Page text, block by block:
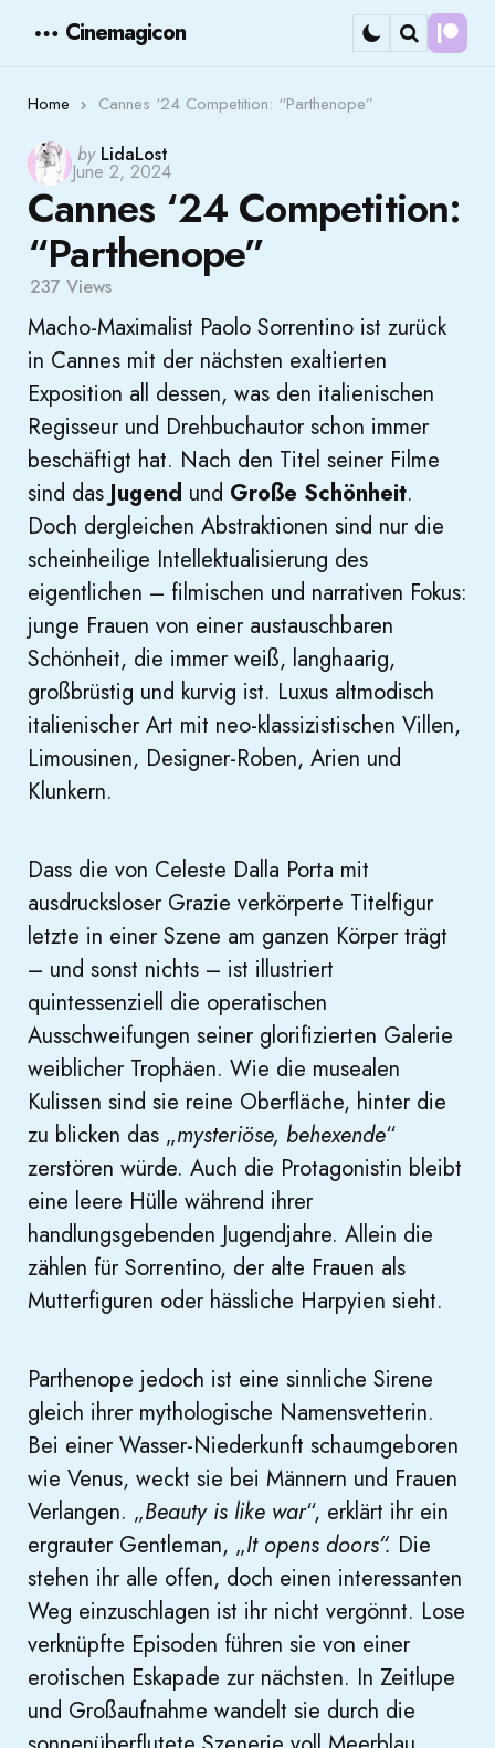
Cinemagicon
Search
Home Cannes ‘24 Competition: “Parthenope”
Posted
by
by LidaLost
June 2, 2024
Cannes ‘24 Competition:
“Parthenope”
237 Views
Macho-Maximalist Paolo Sorrentino ist zurück
in Cannes mit der nächsten exaltierten
Exposition all dessen, was den italienischen
Regisseur und Drehbuchautor schon immer
beschäftigt hat. Nach den Titel seiner Filme
sind dasJugend und Große Schönheit.
Doch dergleichen Abstraktionen sind nur die
scheinheilige Intellektualisierung des
eigentlichen – filmischen und narrativen Fokus:
junge Frauen von einer austauschbaren
Schönheit, die immer weiß, langhaarig,
großbrüstig und kurvig ist. Luxus altmodisch
italienischer Art mit neo-klassizistischen Villen,
Limousinen, Designer-Roben, Arien und
Klunkern.
Dass die von Celeste Dalla Porta mit
ausdrucksloser Grazie verkörperte Titelfigur
letzte in einer Szene am ganzen Körper trägt
– und sonst nichts – ist illustriert
quintessenziell die operatischen
Ausschweifungen seiner glorifizierten Galerie
weiblicher Trophäen. Wie die musealen
Kulissen sind sie reine Oberfläche, hinter die
zu blicken das „mysteriöse, behexende“
zerstören würde. Auch die Protagonistin bleibt
eine leere Hülle während ihrer
handlungsgebenden Jugendjahre. Allein die
zählen für Sorrentino, der alte Frauen als
Mutterfiguren oder hässliche Harpyien sieht.
Parthenope jedoch ist eine sinnliche Sirene
gleich ihrer mythologische Namensvetterin.
Bei einer Wasser-Niederkunft schaumgeboren
wie Venus, weckt sie bei Männern und Frauen
Verlangen. „Beauty is like war“, erklärt ihr ein
ergrauter Gentleman, „It opens doors“. Die
stehen ihr alle offen, doch einen interessanten
Weg einzuschlagen ist ihr nicht vergönnt. Lose
verknüpfte Episoden führen sie von einer
erotischen Eskapade zur nächsten. In Zeitlupe
und Großaufnahme wandelt sie durch die